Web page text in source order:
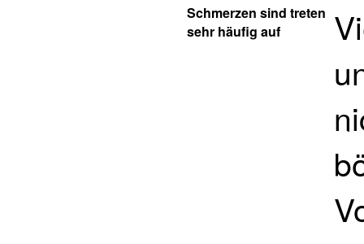
Schmerzen sind treten
sehr häufig auf